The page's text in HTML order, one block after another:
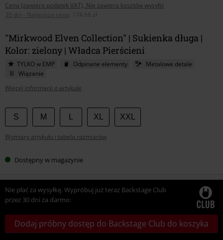
Cena (zawiera podatek VAT), Nie zawiera kosztów wysyłki
30 dni - Najlepsza cena
174.66 zł
"Mirkwood Elven Collection" | Sukienka długa |
Kolor: zielony | Władca Pierścieni
TYLKO w EMP Odpinane elementy
Metalowe detale
Wiązanie
Więcej informacji o artykule
Wybierz
swój
rozmiar
S M XL XXL
Wymiary artykułu i tabela rozmiarów
Dostępny w magazynie
Nie płać za wysyłkę. Wypróbuj już teraz Backstage Club
przez 30 dni za darmo:
Dodaj próbny dostęp do Backstage Club do koszyka